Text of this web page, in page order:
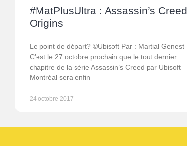
#MatPlusUltra : Assassin’s Creed
Origins
Le point de départ? ©Ubisoft Par : Martial Genest
C’est le 27 octobre prochain que le tout dernier
chapitre de la série Assassin’s Creed par Ubisoft
Montréal sera enfin
24 octobre 2017